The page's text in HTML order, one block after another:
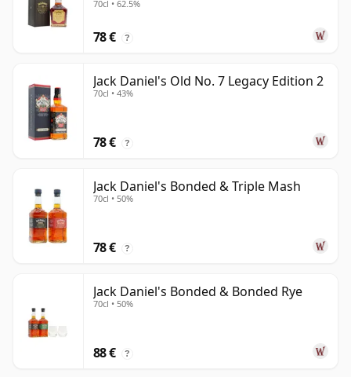
70cl • 62.5%
78 € ?
Jack Daniel's Old No. 7 Legacy Edition 2
70cl • 43%
78 € ?
Jack Daniel's Bonded & Triple Mash
70cl • 50%
78 € ?
Jack Daniel's Bonded & Bonded Rye
70cl • 50%
88 € ?